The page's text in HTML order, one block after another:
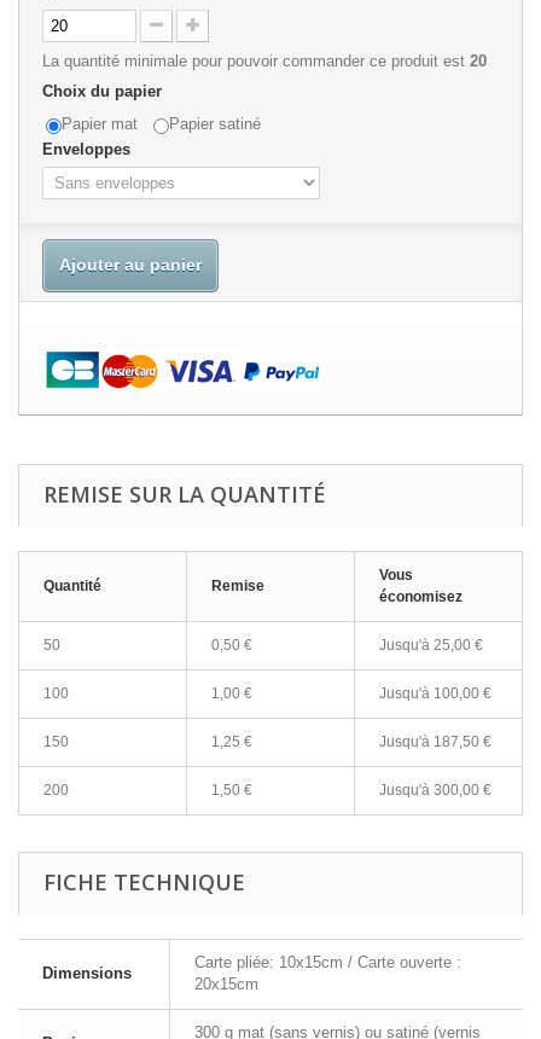
La quantité minimale pour pouvoir commander ce produit est 20
Choix du papier
Papier mat
Papier satiné
Enveloppes
Ajouter au panier
REMISE SUR LA QUANTITÉ
Quantité Remise
Vous
économisez
50 0,50 € Jusqu'à 25,00 €
100 1,00 € Jusqu'à 100,00 €
150 1,25 € Jusqu'à 187,50 €
200 1,50 € Jusqu'à 300,00 €
FICHE TECHNIQUE
Dimensions
Carte pliée: 10x15cm / Carte ouverte :
20x15cm
300 g mat (sans vernis) ou satiné (vernis